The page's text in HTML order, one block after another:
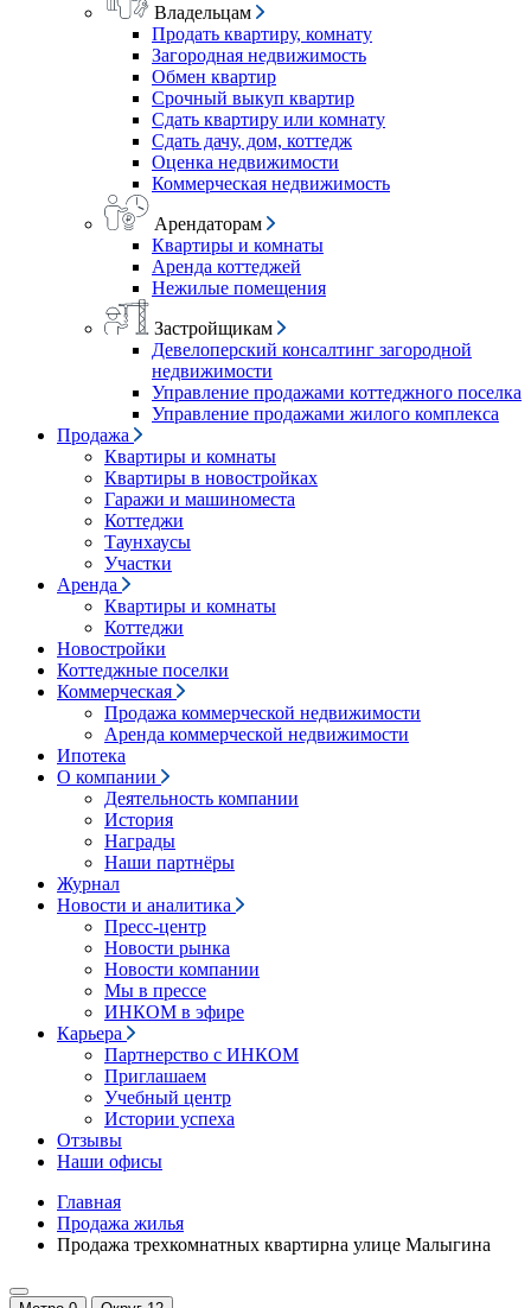
Владельцам
Продать квартиру, комнату
Загородная недвижимость
Обмен квартир
Срочный выкуп квартир
Сдать квартиру или комнату
Сдать дачу, дом, коттедж
Оценка недвижимости
Коммерческая недвижимость
Арендаторам
Квартиры и комнаты
Аренда коттеджей
Нежилые помещения
Застройщикам
Девелоперский консалтинг загородной
недвижимости
Управление продажами коттеджного поселка
Управление продажами жилого комплекса
Продажа
Квартиры и комнаты
Квартиры в новостройках
Гаражи и машиноместа
Коттеджи
Таунхаусы
Участки
Аренда
Квартиры и комнаты
Коттеджи
Новостройки
Коттеджные поселки
Коммерческая
Продажа коммерческой недвижимости
Аренда коммерческой недвижимости
Ипотека
О компании
Деятельность компании
История
Награды
Наши партнёры
Журнал
Новости и аналитика
Пресс-центр
Новости рынка
Новости компании
Мы в прессе
ИНКОМ в эфире
Карьера
Партнерство с ИНКОМ
Приглашаем
Учебный центр
Истории успеха
Отзывы
Наши офисы
Главная
Продажа жилья
Продажа трехкомнатных квартирна улице Малыгина